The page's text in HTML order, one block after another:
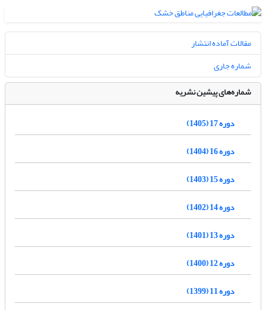
مقالات آماده انتشار
شماره جاری
شماره‌های پیشین نشریه
دوره 17 (1405)
دوره 16 (1404)
دوره 15 (1403)
دوره 14 (1402)
دوره 13 (1401)
دوره 12 (1400)
دوره 11 (1399)